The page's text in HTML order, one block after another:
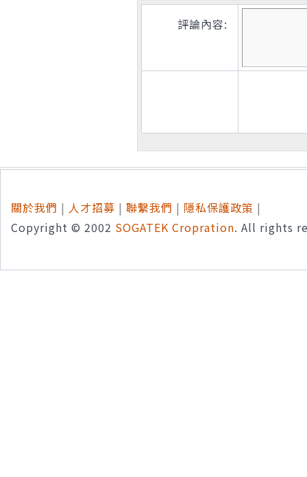
評論內容:
關於我們 | 人才招募 | 聯繫我們 | 隱私保護政策 |
Copyright © 2002 SOGATEK Cropration. All rights